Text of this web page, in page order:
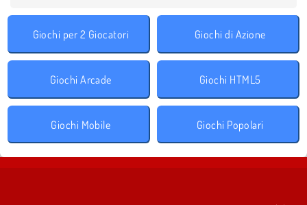
Giochi per 2 Giocatori Giochi di Azione
Giochi Arcade Giochi HTML5
Giochi Mobile Giochi Popolari